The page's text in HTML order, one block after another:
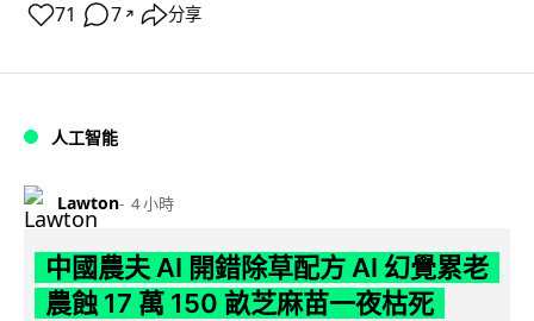
71 7 ↗ 分享
人工智能
Lawton 4 小時
中國農夫 AI 開錯除草配方 AI 幻覺累老
農蝕 17 萬 150 畝芝麻苗一夜枯死